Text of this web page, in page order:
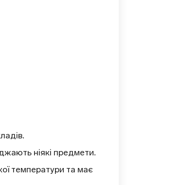
ніякі предмети.
температури та має